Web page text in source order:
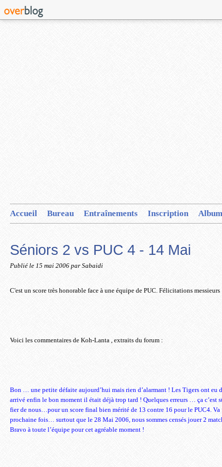
Accueil Bureau Entraînements Inscription
Séniors 2 vs PUC 4 - 14 Mai
Publié le 15 mai 2006 par Sabaidi
C'est un score très honorable face à une équipe de PUC. Félicitations messieurs
Voici les commentaires de Koh-Lanta , extraits du forum :
Bon … une petite défaite aujourd’hui mais rien d’alarmant ! Les Tigers ont eu
arrivé enfin le bon moment il était déjà trop tard ! Quelques erreurs … ça c’est
fier de nous…pour un score final bien mérité de 13 contre 16 pour le PUC4.
prochaine fois… surtout que le 28 Mai 2006, nous sommes censés jouer 2
Bravo à toute l’équipe pour cet agréable moment !